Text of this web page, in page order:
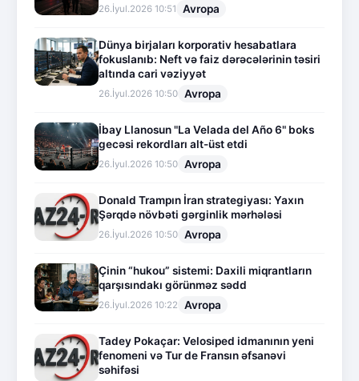
26.İyul.2026 10:51 Avropa
Dünya birjaları korporativ hesabatlara
fokuslanıb: Neft və faiz dərəcələrinin təsiri
altında cari vəziyyət
26.İyul.2026 10:50 Avropa
İbay Llanosun "La Velada del Año 6" boks
gecəsi rekordları alt-üst etdi
26.İyul.2026 10:50 Avropa
Donald Trampın İran strategiyası: Yaxın
Şərqdə növbəti gərginlik mərhələsi
26.İyul.2026 10:50 Avropa
Çinin “hukou” sistemi: Daxili miqrantların
qarşısındakı görünməz sədd
26.İyul.2026 10:22 Avropa
Tadey Pokaçar: Velosiped idmanının yeni
fenomeni və Tur de Fransın əfsanəvi
səhifəsi